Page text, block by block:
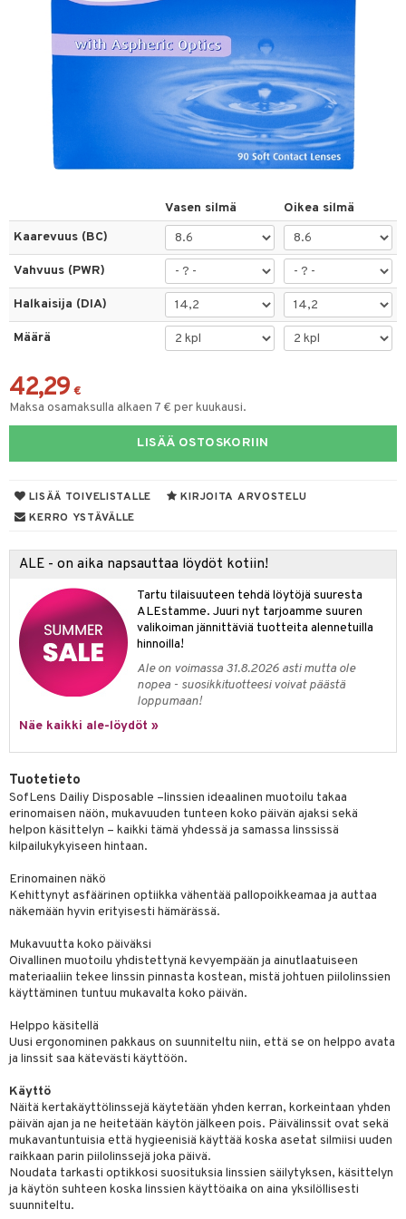
Vasen silmä
Oikea silmä
Kaarevuus (BC)
Vahvuus (PWR)
Halkaisija (DIA)
Määrä
42,29 €
Maksa osamaksulla alkaen 7 € per kuukausi.
LISÄÄ OSTOSKORIIN
LISÄÄ TOIVELISTALLE
KIRJOITA ARVOSTELU
KERRO YSTÄVÄLLE
ALE - on aika napsauttaa löydöt kotiin!
Tartu tilaisuuteen tehdä löytöjä suuresta
ALEstamme. Juuri nyt tarjoamme suuren
valikoiman jännittäviä tuotteita alennetuilla
hinnoilla!
Ale on voimassa 31.8.2026 asti mutta ole
nopea - suosikkituotteesi voivat päästä
loppumaan!
Näe kaikki ale-löydöt »
Tuotetieto
SofLens Dailiy Disposable –linssien ideaalinen muotoilu takaa
erinomaisen näön, mukavuuden tunteen koko päivän ajaksi sekä
helpon käsittelyn – kaikki tämä yhdessä ja samassa linssissä
kilpailukykyiseen hintaan.
Erinomainen näkö
Kehittynyt asfäärinen optiikka vähentää pallopoikkeamaa ja auttaa
näkemään hyvin erityisesti hämärässä.
Mukavuutta koko päiväksi
Oivallinen muotoilu yhdistettynä kevyempään ja ainutlaatuiseen
materiaaliin tekee linssin pinnasta kostean, mistä johtuen piilolinssien
käyttäminen tuntuu mukavalta koko päivän.
Helppo käsitellä
Uusi ergonominen pakkaus on suunniteltu niin, että se on helppo avata
ja linssit saa kätevästi käyttöön.
Käyttö
Näitä kertakäyttölinssejä käytetään yhden kerran, korkeintaan yhden
päivän ajan ja ne heitetään käytön jälkeen pois. Päivälinssit ovat sekä
mukavantuntuisia että hygieenisiä käyttää koska asetat silmiisi uuden
raikkaan parin piilolinssejä joka päivä.
Noudata tarkasti optikkosi suosituksia linssien säilytyksen, käsittelyn
ja käytön suhteen koska linssien käyttöaika on aina yksilöllisesti
suunniteltu.
& vastauksia